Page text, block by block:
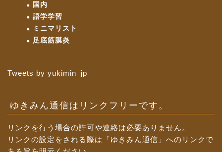
国内
語学学習
ミニマリスト
足底筋膜炎
Tweets by yukimin_jp
ゆきみん通信はリンクフリーです。
リンクを行う場合の許可や連絡は必要ありません。
リンクの設定をされる際は「ゆきみん通信」へのリンクで